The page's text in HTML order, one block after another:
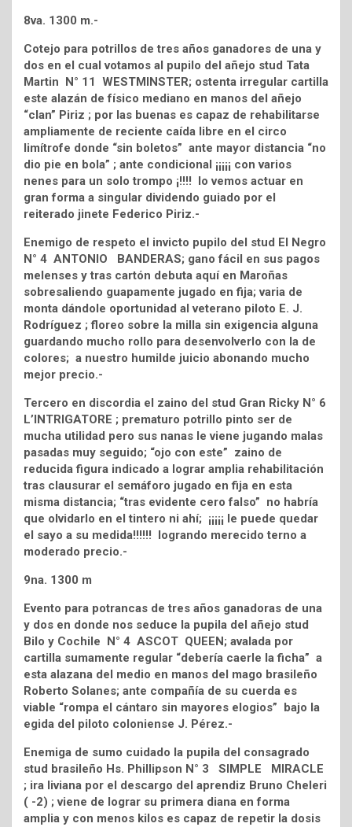
8va. 1300 m.-
Cotejo para potrillos de tres años ganadores de una y
dos en el cual votamos al pupilo del añejo stud Tata
Martin N° 11 WESTMINSTER; ostenta irregular cartilla
este alazán de físico mediano en manos del añejo
“clan” Piriz ; por las buenas es capaz de rehabilitarse
ampliamente de reciente caída libre en el circo
limítrofe donde “sin boletos” ante mayor distancia “no
dio pie en bola” ; ante condicional ¡¡¡¡¡ con varios
nenes para un solo trompo ¡!!!! lo vemos actuar en
gran forma a singular dividendo guiado por el
reiterado jinete Federico Piriz.-
Enemigo de respeto el invicto pupilo del stud El Negro
N° 4 ANTONIO BANDERAS; gano fácil en sus pagos
melenses y tras cartón debuta aquí en Maroñas
sobresaliendo guapamente jugado en fija; varia de
monta dándole oportunidad al veterano piloto E. J.
Rodríguez ; floreo sobre la milla sin exigencia alguna
guardando mucho rollo para desenvolverlo con la de
colores; a nuestro humilde juicio abonando mucho
mejor precio.-
Tercero en discordia el zaino del stud Gran Ricky N° 6
L’INTRIGATORE ; prematuro potrillo pinto ser de
mucha utilidad pero sus nanas le viene jugando malas
pasadas muy seguido; “ojo con este” zaino de
reducida figura indicado a lograr amplia rehabilitación
tras clausurar el semáforo jugado en fija en esta
misma distancia; “tras evidente cero falso” no habría
que olvidarlo en el tintero ni ahí; ¡¡¡¡¡ le puede quedar
el sayo a su medida!!!!!! logrando merecido terno a
moderado precio.-
9na. 1300 m
Evento para potrancas de tres años ganadoras de una
y dos en donde nos seduce la pupila del añejo stud
Bilo y Cochile N° 4 ASCOT QUEEN; avalada por
cartilla sumamente regular “debería caerle la ficha” a
esta alazana del medio en manos del mago brasileño
Roberto Solanes; ante compañía de su cuerda es
viable “rompa el cántaro sin mayores elogios” bajo la
egida del piloto coloniense J. Pérez.-
Enemiga de sumo cuidado la pupila del consagrado
stud brasileño Hs. Phillipson N° 3 SIMPLE MIRACLE
; ira liviana por el descargo del aprendiz Bruno Cheleri
( -2) ; viene de lograr su primera diana en forma
amplia y con menos kilos es capaz de repetir la dosis